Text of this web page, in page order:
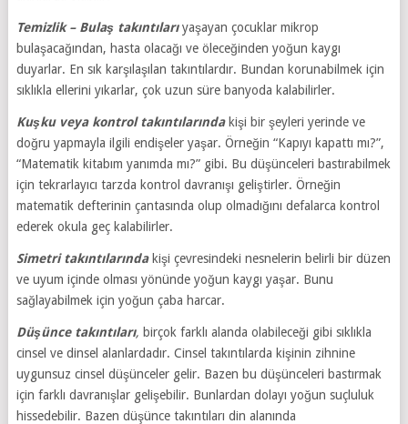
Temizlik – Bulaş takıntılarıyaşayan çocuklar mikrop
bulaşacağından, hasta olacağı ve öleceğinden yoğun kaygı
duyarlar. En sık karşılaşılan takıntılardır. Bundan korunabilmek için
sıklıkla ellerini yıkarlar, çok uzun süre banyoda kalabilirler.
Kuşku veya kontrol takıntılarındakişi bir şeyleri yerinde ve
doğru yapmayla ilgili endişeler yaşar. Örneğin “Kapıyı kapattı mı?”,
“Matematik kitabım yanımda mı?” gibi. Bu düşünceleri bastırabilmek
için tekrarlayıcı tarzda kontrol davranışı geliştirler. Örneğin
matematik defterinin çantasında olup olmadığını defalarca kontrol
ederek okula geç kalabilirler.
Simetri takıntılarındakişi çevresindeki nesnelerin belirli bir düzen
ve uyum içinde olması yönünde yoğun kaygı yaşar. Bunu
sağlayabilmek için yoğun çaba harcar.
Düşünce takıntıları, birçok farklı alanda olabileceği gibi sıklıkla
cinsel ve dinsel alanlardadır. Cinsel takıntılarda kişinin zihnine
uygunsuz cinsel düşünceler gelir. Bazen bu düşünceleri bastırmak
için farklı davranışlar gelişebilir. Bunlardan dolayı yoğun suçluluk
hissedebilir. Bazen düşünce takıntıları din alanında